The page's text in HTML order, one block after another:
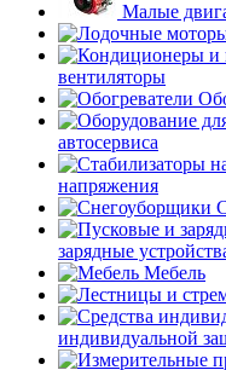
Малые
вентиляторы
автосервиса
напряжения
зарядные
Мебель
индивидуальной